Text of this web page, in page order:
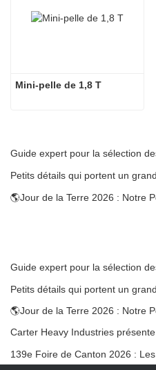
Mini-pelle de 1,8 T